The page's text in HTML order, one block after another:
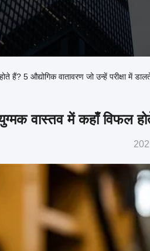
हैं? 5 औद्योगिक वातावरण जो उन्हें परीक्षा में
वास्तव में कहाँ विफल